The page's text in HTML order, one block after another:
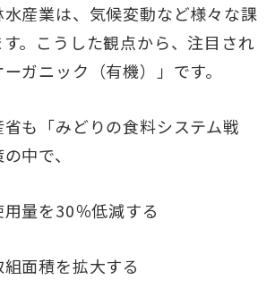
産業は、気候変動など様々な課
。こうした観点から、注目され
ガニック（有機）」です。
も「みどりの食料システム戦
中で、
用量を30％低減する
組面積を拡大する